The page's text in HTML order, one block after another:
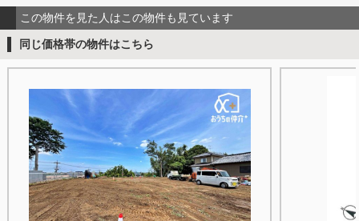
この物件を見た人はこの物件も見ています
同じ価格帯の物件はこちら